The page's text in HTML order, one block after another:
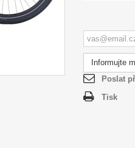
Informujte
Poslat
Tisk